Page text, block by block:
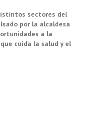
sectores del
por la alcaldesa
a la
cuida la salud y el